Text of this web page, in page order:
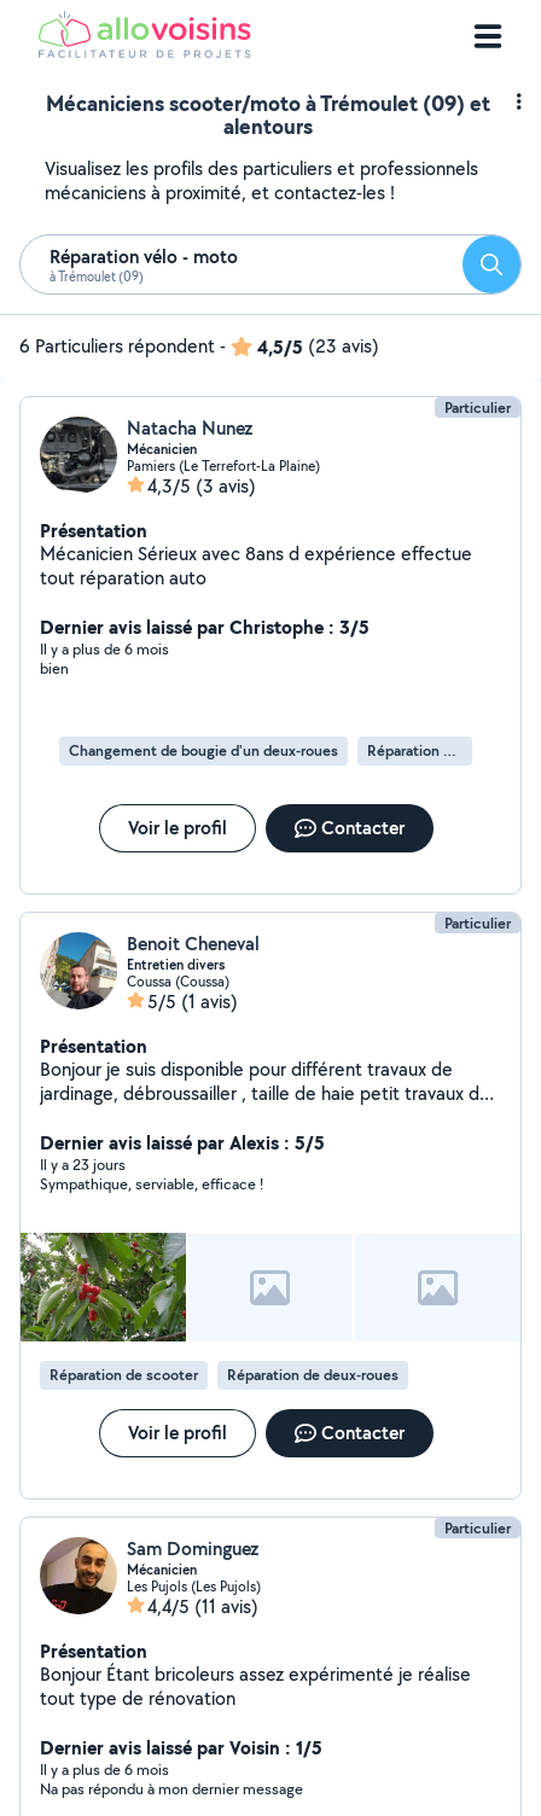
Mécaniciens scooter/moto à Trémoulet (09) et
alentours
Visualisez les profils des particuliers et professionnels
mécaniciens à proximité, et contactez-les !
Réparation vélo - moto
à Trémoulet (09)
6 Particuliers répondent- 4,5/5 (23 avis)
Particulier
Natacha Nunez
Mécanicien
Pamiers (Le Terrefort-La Plaine)
4,3/5 (3 avis)
Présentation
Mécanicien Sérieux avec 8ans d expérience effectue
tout réparation auto
Dernier avis laissé par Christophe : 3/5
Il y a plus de 6 mois
bien
Changement de bougie d'un deux-roues Réparation de deux-roues
Voir le profil Contacter
Particulier
Benoit Cheneval
Entretien divers
Coussa (Coussa)
5/5 (1 avis)
Présentation
Bonjour je suis disponible pour différent travaux de
jardinage, débroussailler , taille de haie petit travaux de
polyvalent n'hésitez pas à me contacter
Dernier avis laissé par Alexis : 5/5
Il y a 23 jours
Sympathique, serviable, efficace !
Réparation de scooter Réparation de deux-roues
Voir le profil Contacter
Particulier
Sam Dominguez
Mécanicien
Les Pujols (Les Pujols)
4,4/5 (11 avis)
Présentation
Bonjour Étant bricoleurs assez expérimenté je réalise
tout type de rénovation
Dernier avis laissé par Voisin : 1/5
Il y a plus de 6 mois
Na pas répondu à mon dernier message